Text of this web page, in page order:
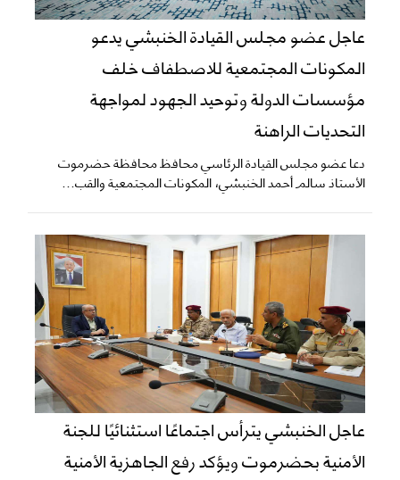
عاجل عضو مجلس القيادة الخنبشي يدعو
المكونات المجتمعية للاصطفاف خلف
مؤسسات الدولة وتوحيد الجهود لمواجهة
التحديات الراهنة
دعا عضو مجلس القيادة الرئاسي محافظ محافظة حضرموت
الأستاذ سالم أحمد الخنبشي، المكونات المجتمعية والقب...
عاجل الخنبشي يترأس اجتماعًا استثنائيًا للجنة
الأمنية بحضرموت ويؤكد رفع الجاهزية الأمنية